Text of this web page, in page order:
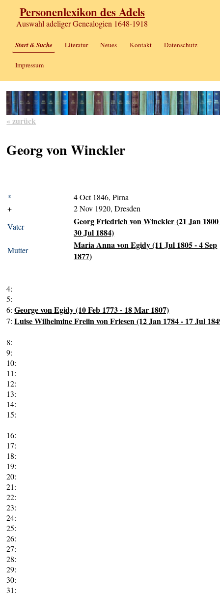
Personenlexikon des Adels
Auswahl adeliger Genealogien 1648-1918
Start & Suche Literatur Neues Kontakt Datenschutz
Impressum
« zurück
Georg von Winckler
*
4 Oct 1846, Pirna
+
2 Nov 1920, Dresden
Vater
Georg Friedrich von Winckler (21 Jan
30 Jul 1884)
Mutter
Maria Anna von Egidy (11 Jul 1805 - 4 Sep
1877)
4:
5:
6:George von Egidy (10 Feb 1773 - 18 Mar 1807)
7:Luise Wilhelmine Freiin von Friesen (12 Jan 1784 - 17 Jul
8:
9:
10:
11:
12:
13:
14:
15:
16:
17:
18:
19:
20:
21:
22:
23:
24:
25:
26:
27:
28:
29:
30:
31: